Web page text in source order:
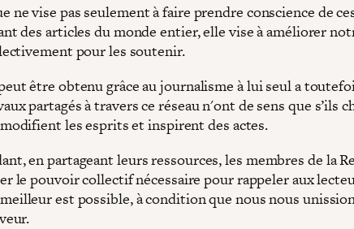
ne vise pas seulement à faire prendre conscience de
des articles du monde entier, elle vise à améliorer
pour les soutenir.
être obtenu grâce au journalisme à lui seul a
partagés à travers ce réseau n'ont de sens que s’ils
les esprits et inspirent des actes.
en partageant leurs ressources, les membres de la
le pouvoir collectif nécessaire pour rappeler aux
est possible, à condition que nous nous